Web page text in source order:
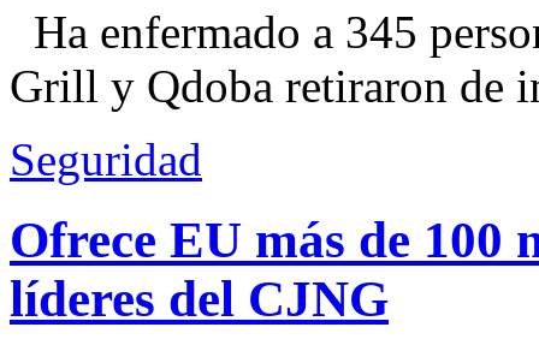
Ha enfermado a 345
Grill y Qdoba retiraron de
Seguridad
Ofrece EU más de 100
líderes del CJNG